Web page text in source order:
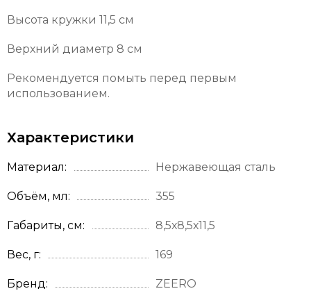
Высота кружки 11,5 см
Верхний диаметр 8 см
Рекомендуется помыть перед первым
использованием.
Характеристики
Материал Нержавеющая сталь
Объём, мл 355
Габариты, см 8,5х8,5х11,5
Вес, г 169
Бренд ZEERO